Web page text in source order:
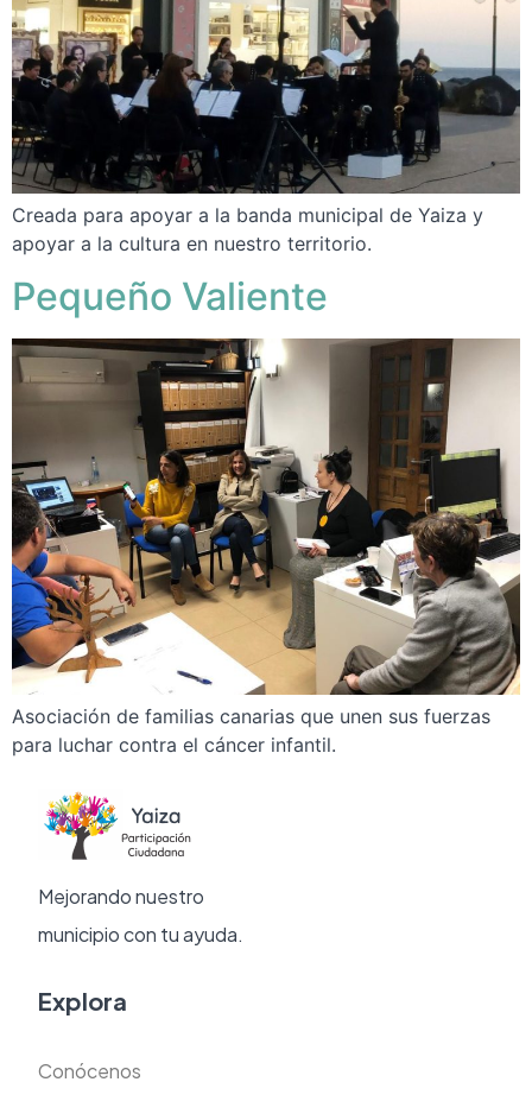
Creada para apoyar a la banda municipal de Yaiza y
apoyar a la cultura en nuestro territorio.
Pequeño Valiente
Asociación de familias canarias que unen sus fuerzas
para luchar contra el cáncer infantil.
Mejorando nuestro
municipio con tu ayuda.
Explora
Conócenos